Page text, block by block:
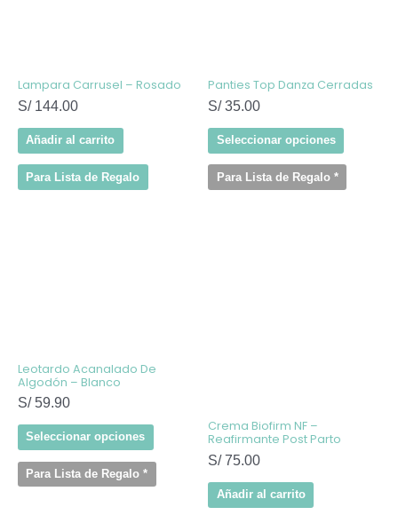
Lampara Carrusel – Rosado
S/144.00
Añadir al carrito
Para Lista de Regalo
Panties Top Danza Cerradas
S/35.00
Seleccionar opciones
producto
Para Lista de Regalo*
Leotardo Acanalado De
Algodón – Blanco
S/59.90
Seleccionar opciones
elegir
en
producto
Para Lista de Regalo *
Crema Biofirm NF –
Reafirmante Post Parto
S/75.00
Añadir al carrito